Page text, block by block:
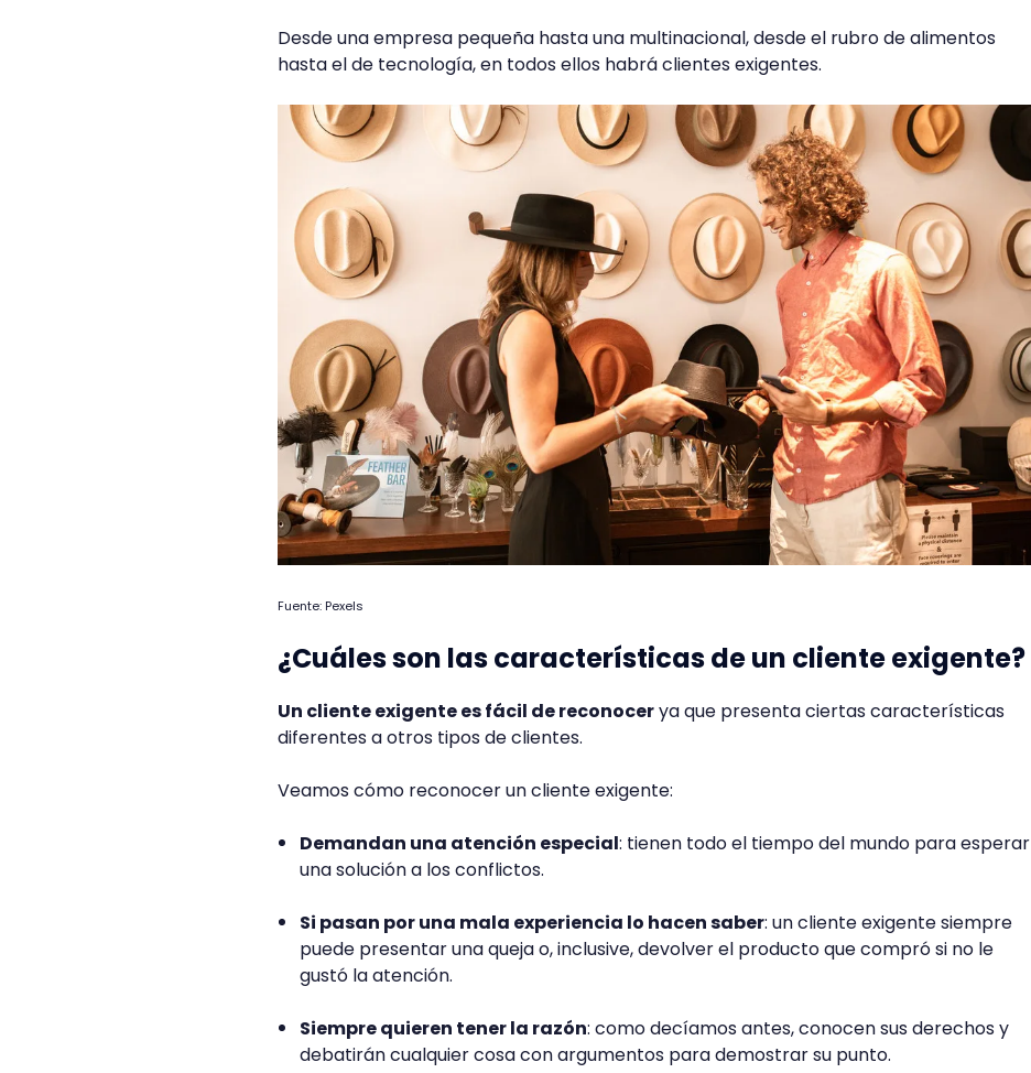
Desde una empresa pequeña hasta una multinacional, desde el rubro de alimentos
hasta el de tecnología, en todos ellos habrá clientes exigentes.
Fuente: Pexels
¿Cuáles son las características de un cliente exigente?
Un cliente exigente es fácil de reconocerya que presenta ciertas características
diferentes a otros tipos de clientes.
Veamos cómo reconocer un cliente exigente:
Demandan una atención especial: tienen todo el tiempo del mundo para esperar
una solución a los conflictos.
Si pasan por una mala experiencia lo hacen saber: un cliente exigente siempre
puede presentar una queja o, inclusive, devolver el producto que compró si no le
gustó la atención.
Siempre quieren tener la razón: como decíamos antes, conocen sus derechos y
debatirán cualquier cosa con argumentos para demostrar su punto.